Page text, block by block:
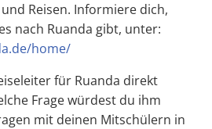
Reisen. Informiere dich,
nach Ruanda gibt, unter:
home/
für Ruanda direkt
Frage würdest du ihm
mit deinen Mitschülern in